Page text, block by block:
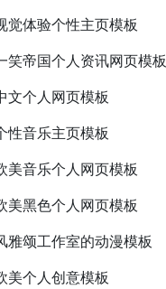
觉体验个性主页模板
笑帝国个人资讯网页模板
文个人网页模板
性音乐主页模板
美音乐个人网页模板
美黑色个人网页模板
雅颂工作室的动漫模板
美个人创意模板